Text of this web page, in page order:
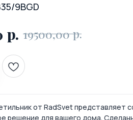
9BGD
р. 19500,00 р.
от RadSvet представляет
решение для вашего дома.